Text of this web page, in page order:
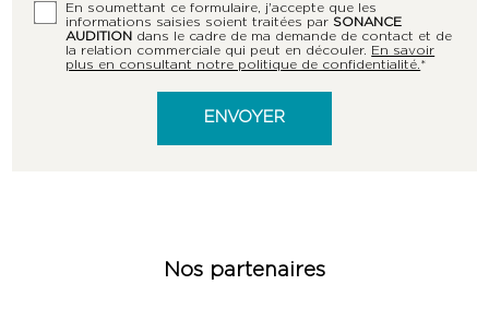
En soumettant ce formulaire, j'accepte que les
informations saisies soient traitées par SONANCE
AUDITION dans le cadre de ma demande de contact et de
la relation commerciale qui peut en découler. En savoir
plus en consultant notre politique de confidentialité. *
Nos partenaires